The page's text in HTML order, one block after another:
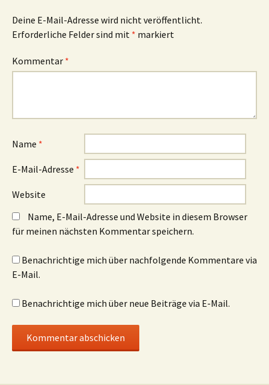
Deine E-Mail-Adresse wird nicht veröffentlicht.
Erforderliche Felder sind mit * markiert
Kommentar *
Name *
E-Mail-Adresse *
Website
Name, E-Mail-Adresse und Website in diesem Browser
für meinen nächsten Kommentar speichern.
Benachrichtige mich über nachfolgende Kommentare via
E-Mail.
Benachrichtige mich über neue Beiträge via E-Mail.